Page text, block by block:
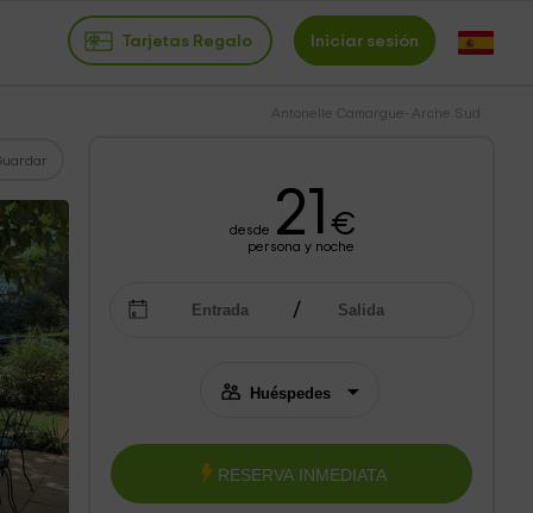
Tarjetas Regalo Iniciar sesión
Antonelle Camargue- Arche Sud
desde 21 €
persona y noche
RESERVA INMEDIATA